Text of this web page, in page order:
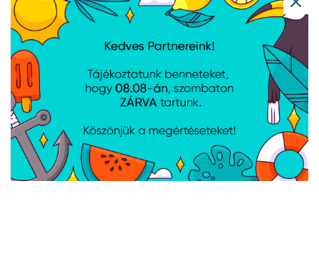
Akkumulátor
6000 mAh
Gyorstöltés (Quick
Charge)
Fényképezőgép
Felbontás a
felvételi
sebességnél
1920x1080@30fps
Videófelvételi
1080p;720p